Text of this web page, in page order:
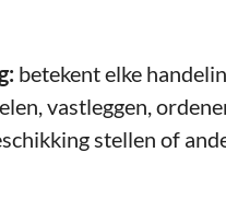
betekent elke
vastleggen,
stellen of